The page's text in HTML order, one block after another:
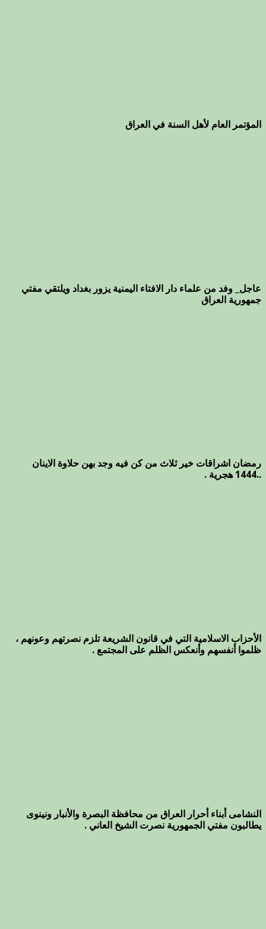
المؤتمر العام لأهل السنة في العراق
عاجل_ وفد من علماء دار الافتاء اليمنية يزور بغداد ويلتقي مفتي
جمهورية العراق
رمضان اشراقات خير ثلاث من كن فيه وجد بهن حلاوة الاينان
..1444 هجرية .
الأحزاب الاسلامية التي في قانون الشريعة تلزم نصرتهم وعونهم ،
ظلموا أنفسهم وأنعكس الظلم على المجتمع .
النشامى أبناء أحرار العراق من محافظة البصرة والأنبار ونينوى
يطالبون مفتي الجمهورية نصرت الشيخ العاني .